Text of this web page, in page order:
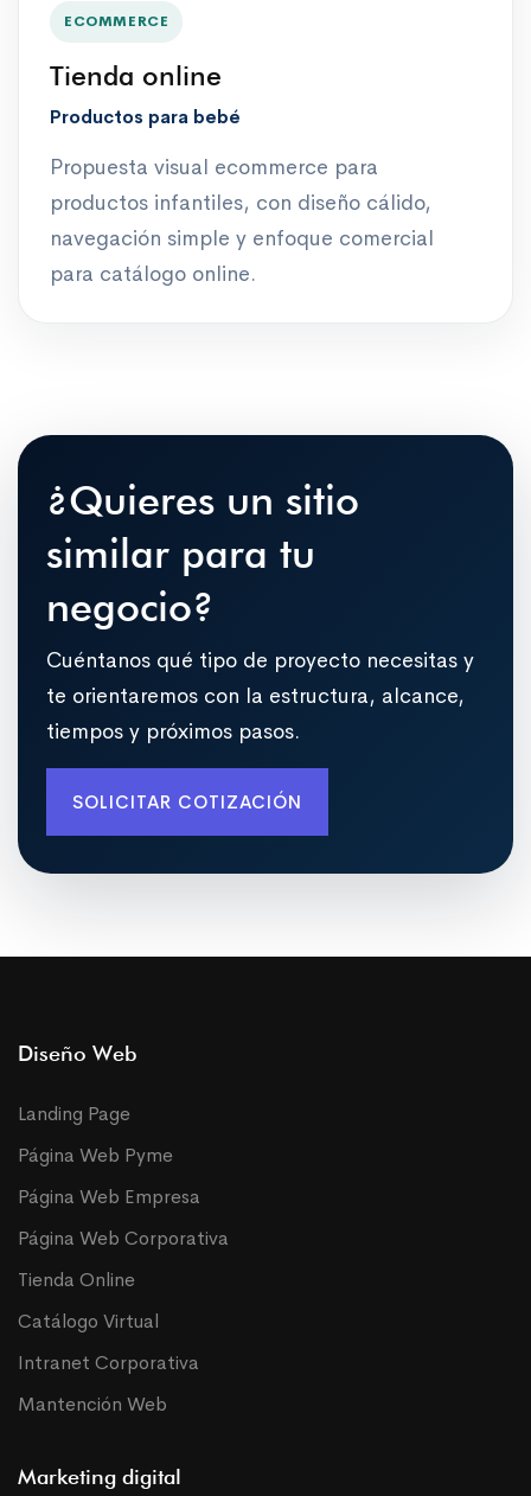
ECOMMERCE
Tienda online
Productos para bebé
Propuesta visual ecommerce para
productos infantiles, con diseño cálido,
navegación simple y enfoque comercial
para catálogo online.
¿Quieres un sitio
similar para tu
negocio?
Cuéntanos qué tipo de proyecto necesitas y
te orientaremos con la estructura, alcance,
tiempos y próximos pasos.
SOLICITAR COTIZACIÓN
Diseño Web
Landing Page
Página Web Pyme
Página Web Empresa
Página Web Corporativa
Tienda Online
Catálogo Virtual
Intranet Corporativa
Mantención Web
Marketing digital